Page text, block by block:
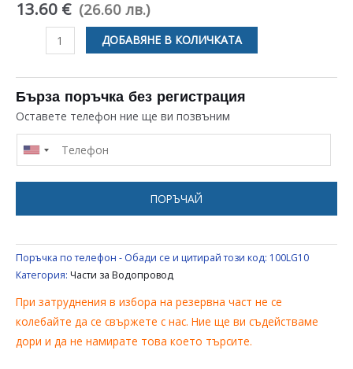
13.60 € (26.60 лв.)
количество
ЪГЛОВ
КРАН
1/2
НА
3/4
МЕХАНИЗЪМ
ВОДОПРОВОД
UNIVERSAL
ДОБАВЯНЕ В КОЛИЧКАТА
Бърза поръчка без регистрация
Оставете телефон ние ще ви позвъним
ПОРЪЧАЙ
Поръчка по телефон - Обади се и цитирай този код: 100LG10
Категория: Части за Водопровод
При затруднения в избора на резервна част не се
колебайте да се свържете с нас. Ние ще ви съдействаме
дори и да не намирате това което търсите.